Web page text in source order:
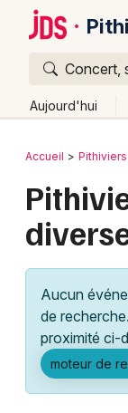
Concert,
Aujourd'hui
Publier
Grands
Activité &
Foires &
Bordeaux
Colmar
Lille
Lyon
Marseille
Mulhouse
Retour
Accueil Pithiviers
Aucun
de
proximité ci-
moteur de
Quoi ?
Où ?
Près de moi
Quand ?
Aujourd'hui